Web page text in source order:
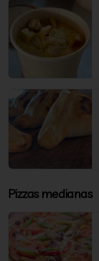
Pizzas medianas